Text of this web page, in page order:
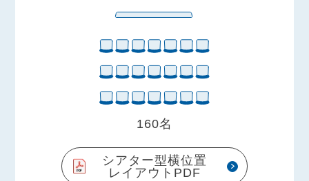
160名
シアター型横位置
レイアウトPDF